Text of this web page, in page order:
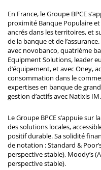
En France, le Groupe BPCE
proximité Banque Populaire
ancrés dans les territoires, et
de la banque et de
avec novobanco, quatrième
Equipment Solutions, leader
d’équipement, et avec Oney,
consommation dans le
expertises en banque de
gestion d’actifs avec Natixis IM.
Le Groupe BPCE s’appuie
des solutions locales,
positif durable. Sa solidité
de notation : Standard &
perspective stable), Moody’s
perspective stable).